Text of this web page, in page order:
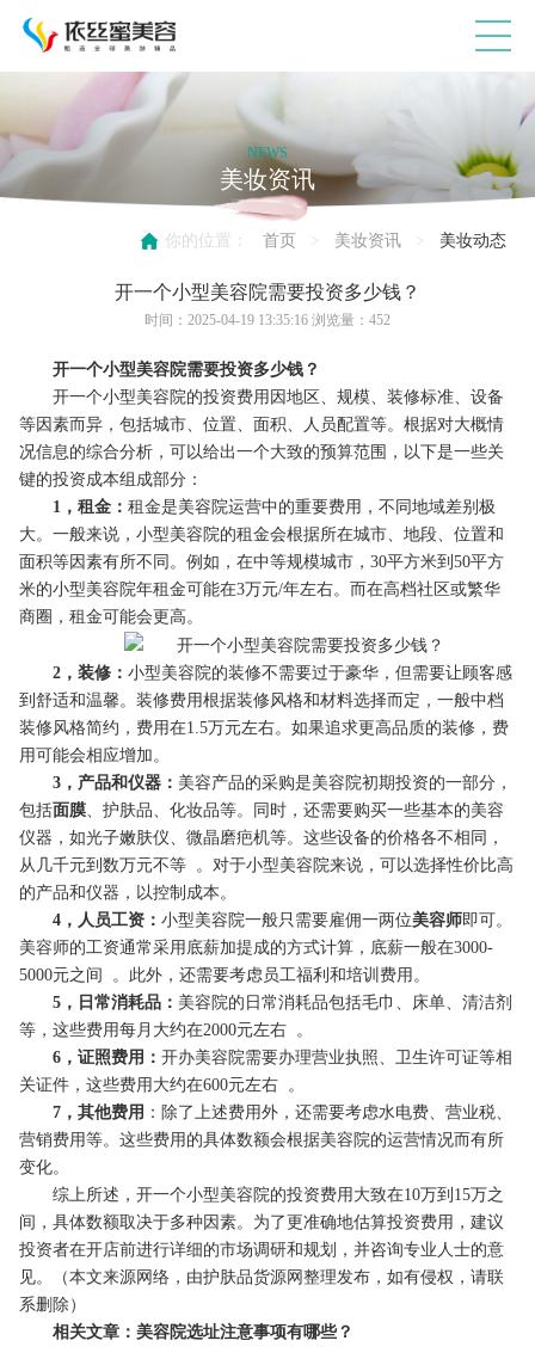
NEWS
美妆资讯
你的位置： 首页 > 美妆资讯 > 美妆动态
开一个小型美容院需要投资多少钱？
时间：2025-04-19 13:35:16 浏览量： 452
开一个小型美容院需要投资多少钱？
开一个小型美容院的投资费用因地区
规模 装修标准
设备
等因素而异，包括城市、位置、面积、人员配置等。根据对大概情
况信息的综合分析，可以给出一个大致的预算范围，以下是一些关
键的投资成本组成部分：
1，租金： 租金是美容院运营中的重要费用，不同地域差别极
大。一般来说，小型美容院的租金会根据所在城市、地段、位置和
面积等因素有所不同。例如，在中等规模城市，30平方米到50平方
米的小型美容院年租金可能在3万元/年左右。而在高档社区或繁华
商圈，租金可能会更高。
2，装修： 小型美容院的装修不需要过于豪华，但需要让顾客感
到舒适和温馨。装修费用根据装修风格和材料选择而定，一般中档
装修风格简约，费用在1.5万元左右。如果追求更高品质的装修，费
用可能会相应增加。
3，产品和仪器： 美容产品的采购是美容院初期投资的一部分，
包括面膜 、护肤品、化妆品等。同时，还需要购买一些基本的美容
仪器，如光子嫩肤仪、微晶磨疤机等。这些设备的价格各不相同，
从几千元到数万元不等 。对于小型美容院来说，可以选择性价比高
的产品和仪器，以控制成本。
4，人员工资： 小型美容院一般只需要雇佣一两位美容师即可。
美容师的工资通常采用底薪加提成的方式计算，底薪一般在3000-
5000元之间 。此外，还需要考虑员工福利和培训费用。
5，日常消耗品： 美容院的日常消耗品包括毛巾、床单、清洁剂
等，这些费用每月大约在2000元左右 。
6，证照费用： 开办美容院需要办理营业执照、卫生许可证等相
关证件，这些费用大约在600元左右 。
7，其他费用 ：除了上述费用外，还需要考虑水电费、营业税、
营销费用等。这些费用的具体数额会根据美容院的运营情况而有所
变化。
综上所述，开一个小型美容院的投资费用大致在10万到15万之
间，具体数额取决于多种因素。为了更准确地估算投资费用，建议
投资者在开店前进行详细的市场调研和规划，并咨询专业人士的意
见。（本文来源网络，由护肤品货源网整理发布，如有侵权，请联
系删除）
相关文章：美容院选址注意事项有哪些？